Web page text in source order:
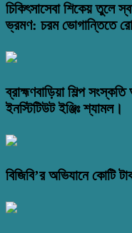
চিকিৎসাসেবা শিকেয় তুলে
ভ্রমণ: চরম ভোগান্তিতে
ব্রাহ্মণবাড়িয়া শিল্প
ইনস্টিটিউট ইঞ্জিঃ শ্যামল।
বিজিবি’র অভিযানে কোটি